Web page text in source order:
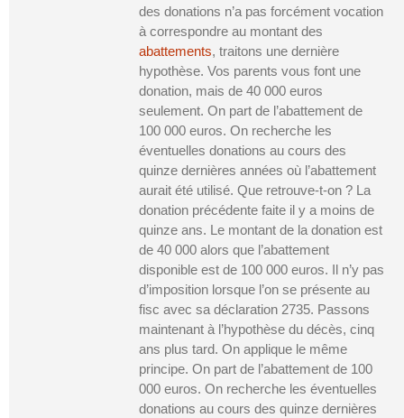
des donations n’a pas forcément vocation
à correspondre au montant des
abattements, traitons une dernière
hypothèse. Vos parents vous font une
donation, mais de 40 000 euros
seulement. On part de l’abattement de
100 000 euros. On recherche les
éventuelles donations au cours des
quinze dernières années où l’abattement
aurait été utilisé. Que retrouve-t-on ? La
donation précédente faite il y a moins de
quinze ans. Le montant de la donation est
de 40 000 alors que l’abattement
disponible est de 100 000 euros. Il n’y pas
d’imposition lorsque l’on se présente au
fisc avec sa déclaration 2735. Passons
maintenant à l’hypothèse du décès, cinq
ans plus tard. On applique le même
principe. On part de l’abattement de 100
000 euros. On recherche les éventuelles
donations au cours des quinze dernières